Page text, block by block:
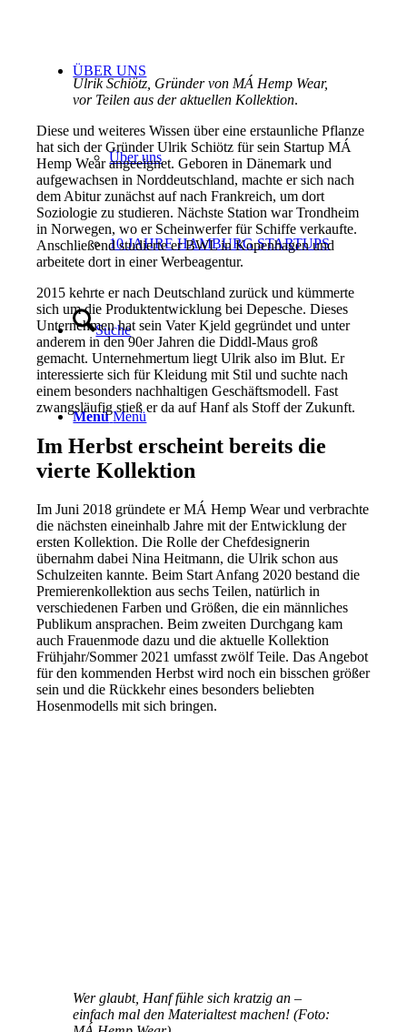
ÜBER UNS
Über uns
10 JAHRE HAMBURG STARTUPS
Suche
Menü Menü
Ulrik Schiötz, Gründer von MÁ Hemp Wear,
vor Teilen aus der aktuellen Kollektion.
Diese und weiteres Wissen über eine erstaunliche Pflanze
hat sich der Gründer Ulrik Schiötz für sein Startup MÁ
Hemp Wear angeeignet. Geboren in Dänemark und
aufgewachsen in Norddeutschland, machte er sich nach
dem Abitur zunächst auf nach Frankreich, um dort
Soziologie zu studieren. Nächste Station war Trondheim
in Norwegen, wo er Scheinwerfer für Schiffe verkaufte.
Anschließend studierte er BWL in Kopenhagen und
arbeitete dort in einer Werbeagentur.
2015 kehrte er nach Deutschland zurück und kümmerte
sich um die Produktentwicklung bei Depesche. Dieses
Unternehmen hat sein Vater Kjeld gegründet und unter
anderem in den 90er Jahren die Diddl-Maus groß
gemacht. Unternehmertum liegt Ulrik also im Blut. Er
interessierte sich für Kleidung mit Stil und suchte nach
einem besonders nachhaltigen Geschäftsmodell. Fast
zwangsläufig stieß er da auf Hanf als Stoff der Zukunft.
Im Herbst erscheint bereits die
vierte Kollektion
Im Juni 2018 gründete er MÁ Hemp Wear und verbrachte
die nächsten eineinhalb Jahre mit der Entwicklung der
ersten Kollektion. Die Rolle der Chefdesignerin
übernahm dabei Nina Heitmann, die Ulrik schon aus
Schulzeiten kannte. Beim Start Anfang 2020 bestand die
Premierenkollektion aus sechs Teilen, natürlich in
verschiedenen Farben und Größen, die ein männliches
Publikum ansprachen. Beim zweiten Durchgang kam
auch Frauenmode dazu und die aktuelle Kollektion
Frühjahr/Sommer 2021 umfasst zwölf Teile. Das Angebot
für den kommenden Herbst wird noch ein bisschen größer
sein und die Rückkehr eines besonders beliebten
Hosenmodells mit sich bringen.
Wer glaubt, Hanf fühle sich kratzig an –
einfach mal den Materialtest machen! (Foto: